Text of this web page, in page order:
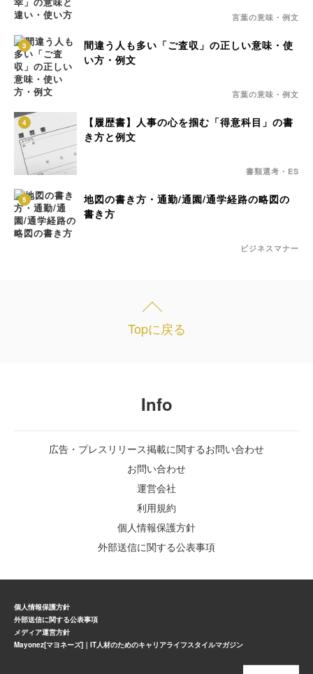
言葉の意味・例文
3
間違う人も多い「ご査収」の正しい意味・使
い方・例文
言葉の意味・例文
4
【履歴書】人事の心を掴む「得意科目」の書
き方と例文
書類選考・ES
5
地図の書き方・通勤/通園/通学経路の略図の
書き方
ビジネスマナー
Topに戻る
Info
広告・プレスリリース掲載に関するお問い合わせ
お問い合わせ
運営会社
利用規約
個人情報保護方針
外部送信に関する公表事項
個人情報保護方針
外部送信に関する公表事項
メディア運営方針
Mayonez[マヨネーズ]｜IT人材のためのキャリアライフスタイルマガジン